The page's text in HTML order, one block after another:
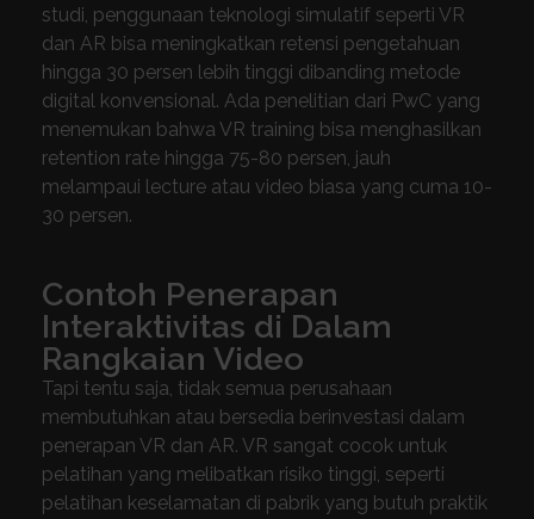
studi, penggunaan teknologi simulatif seperti VR
dan AR bisa meningkatkan retensi pengetahuan
hingga 30 persen lebih tinggi dibanding metode
digital konvensional. Ada penelitian dari PwC yang
menemukan bahwa VR training bisa menghasilkan
retention rate hingga 75-80 persen, jauh
melampaui lecture atau video biasa yang cuma 10-
30 persen.
Contoh Penerapan
Interaktivitas di Dalam
Rangkaian Video
Tapi tentu saja, tidak semua perusahaan
membutuhkan atau bersedia berinvestasi dalam
penerapan VR dan AR. VR sangat cocok untuk
pelatihan yang melibatkan risiko tinggi, seperti
pelatihan keselamatan di pabrik yang butuh praktik